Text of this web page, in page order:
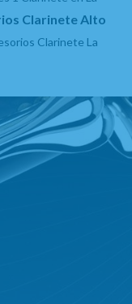
Clarinete Alto
Clarinete La